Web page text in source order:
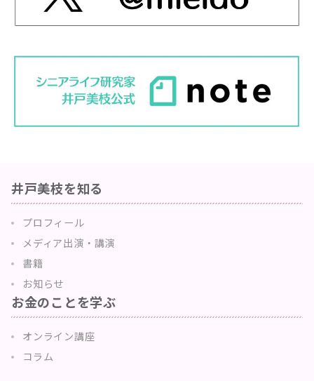
井戸美枝を知る
プロフィール
メディア出演・講演
書籍
お知らせ
お金のことを学ぶ
オンライン講座
コラム